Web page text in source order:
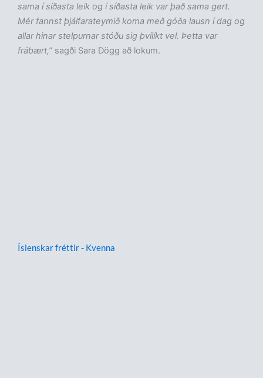
sama í síðasta leik og í síðasta leik var það sama gert.
Mér fannst þjálfarateymið koma með góða lausn í dag og
allar hinar stelpurnar stóðu sig þvílíkt vel. Þetta var
frábært,” sagði Sara Dögg að lokum.
Íslenskar fréttir - Kvenna